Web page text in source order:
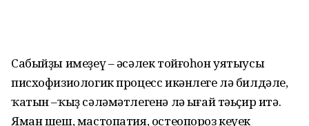
Сабыйҙы имеҙеү – әсәлек тойғоһон уятыусы
писхофизиологик процесс икәнлеге лә билдәле,
ҡатын –ҡыҙ сәләмәтлегенә лә ыңғай тәьҫир итә.
Яман шеш, мастопатия, остеопороз кеүек